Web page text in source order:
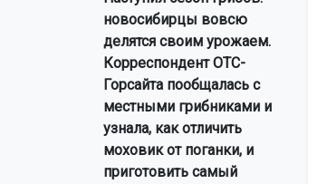
новосибирцы вовсю
делятся своим урожаем.
Корреспондент ОТС-
Горсайта пообщалась с
местными грибниками и
узнала, как отличить
моховик от поганки, и
приготовить самый